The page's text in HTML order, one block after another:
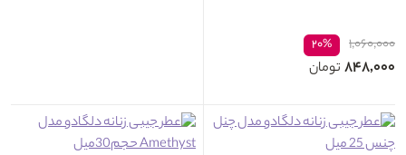
۱,۰۶۰,۰۰۰ ۲۰%
۸۴۸,۰۰۰ تومان